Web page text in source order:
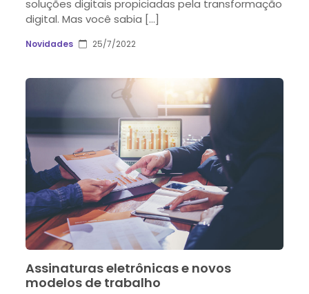
soluções digitais propiciadas pela transformação
digital. Mas você sabia […]
Novidades 25/7/2022
Assinaturas eletrônicas e novos
modelos de trabalho